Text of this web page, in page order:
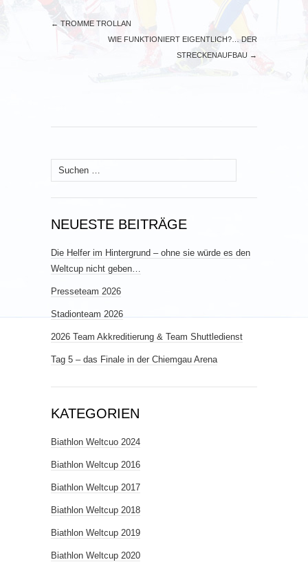
← TROMME TROLLAN
WIE FUNKTIONIERT EIGENTLICH?… DER
STRECKENAUFBAU →
Suchen
nach:
NEUESTE BEITRÄGE
Die Helfer im Hintergrund – ohne sie würde es den
Weltcup nicht geben…
Presseteam 2026
Stadionteam 2026
2026 Team Akkreditierung & Team Shuttledienst
Tag 5 – das Finale in der Chiemgau Arena
KATEGORIEN
Biathlon Weltcuo 2024
Biathlon Weltcup 2016
Biathlon Weltcup 2017
Biathlon Weltcup 2018
Biathlon Weltcup 2019
Biathlon Weltcup 2020